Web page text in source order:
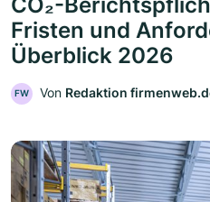
Fristen und
Überblick 2026
FW Von Redaktion